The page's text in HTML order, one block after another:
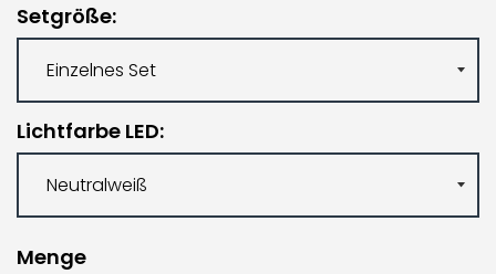
Setgröße
Lichtfarbe LED
Menge